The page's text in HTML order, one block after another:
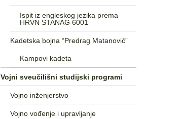
Ispit iz engleskog jezika prema
HRVN STANAG 6001
Kadetska bojna “Predrag Matanović”
Kampovi kadeta
Vojni sveučilišni studijski programi
Vojno inženjerstvo
Vojno vođenje i upravljanje